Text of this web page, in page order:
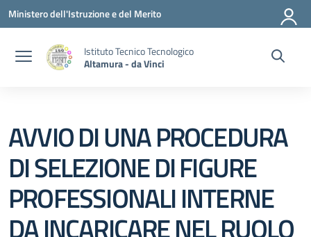
Vai ai contenuti
Vai al menu di navigazione
Vai al footer
Ministero dell'Istruzione e del Merito
Istituto Tecnico Tecnologico
Altamura - da Vinci
AVVIO DI UNA PROCEDURA
DI SELEZIONE DI FIGURE
PROFESSIONALI INTERNE
DA INCARICARE NEL RUOLO